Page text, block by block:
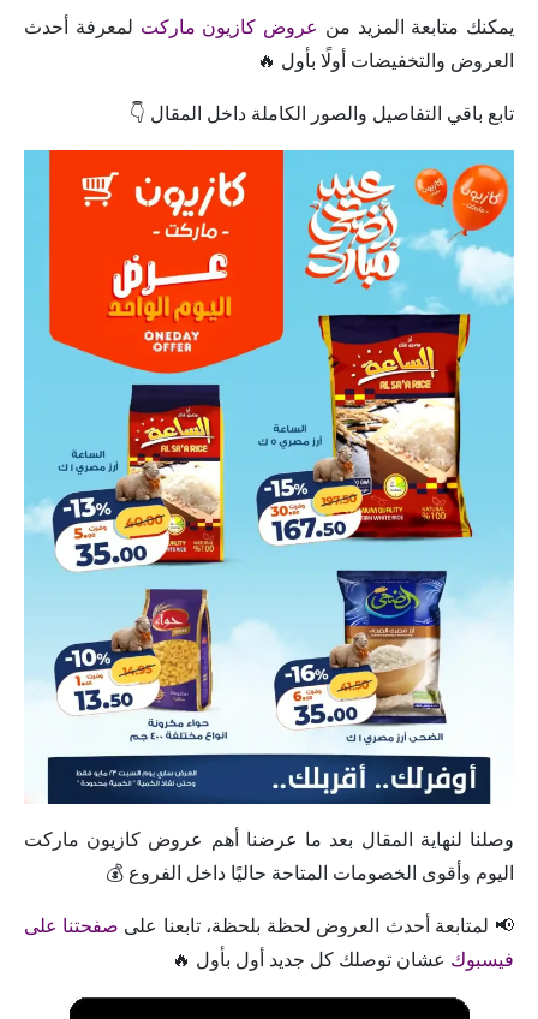
يمكنك متابعة المزيد من عروض كازيون ماركت لمعرفة أحدث
العروض والتخفيضات أولًا بأول 🔥
تابع باقي التفاصيل والصور الكاملة داخل المقال 👇
وصلنا لنهاية المقال بعد ما عرضنا أهم عروض كازيون ماركت
اليوم وأقوى الخصومات المتاحة حاليًا داخل الفروع 💰
📢 لمتابعة أحدث العروض لحظة بلحظة، تابعنا على صفحتنا على
فيسبوك عشان توصلك كل جديد أول بأول 🔥